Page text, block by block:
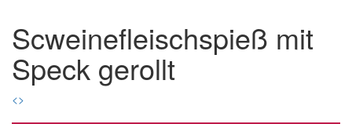
Scweinefleischspieß mit
Speck gerollt
<>